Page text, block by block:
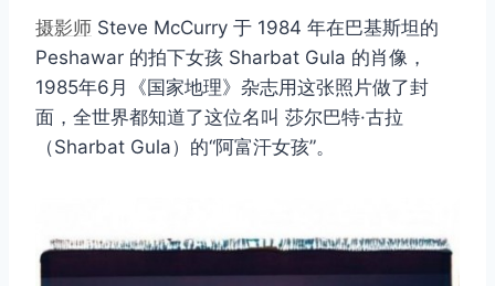
摄影师 Steve McCurry 于 1984 年在巴基斯坦的
Peshawar 的拍下女孩 Sharbat Gula 的肖像，
1985年6月《国家地理》杂志用这张照片做了封
面，全世界都知道了这位名叫 莎尔巴特·古拉
（Sharbat Gula）的“阿富汗女孩”。